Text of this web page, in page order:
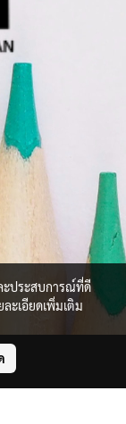
ะประสบการณ์ที่ดี
ะเอียดเพิ่มเติม